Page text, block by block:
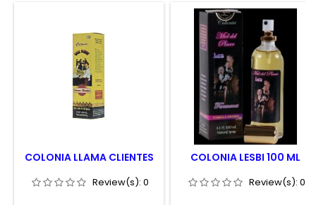
COLONIA LLAMA CLIENTES
Review(s): 0
COLONIA LESBI 100 ML
Review(s): 0